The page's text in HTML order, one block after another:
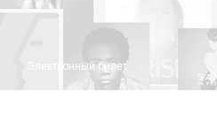
Электронный билет